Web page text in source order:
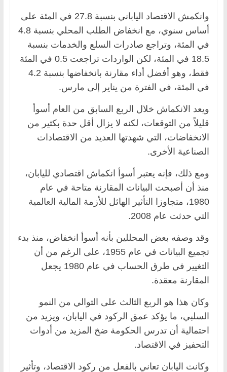
وانكمش الاقتصاد الياباني بنسبة 27.8 في المئة على
أساس سنوي، مع انخفاض الطلب المحلي بنسبة 4.8
في المئة، وتراجع صادرات السلع والخدمات بنسبة
18.5 في المئة، لكن الواردات تراجعت 0.5 في المئة
فقط، وهو أفضل أداء مقارنة بانخفاضها بنسبة 4.2
في المئة، في الفترة من يناير إلى مارس.
ويعد الانكماش خلال الربع السابق من العام أسوأ
قليلاً من التوقعات، لكنه لا يزال أقل حدة بكثير من
الانخفاضات، التي شهدتها العديد من الاقتصادات
الصناعية الأخرى.
ومع ذلك، فإنه يعتبر أسوأ انكماش اقتصادي لليابان،
منذ أن أصبحت البيانات المقارنة متاحة في عام
1980، متجاوزا التأثير الهائل للأزمة المالية العالمية
التي حدثت عام 2008.
وقد وصفه بعض المحللين بأنه أسوأ انخفاض، منذ بدء
تجميع البيانات في عام 1955، على الرغم من أن
التغيير في طرق الحساب في عام 1980 يجعل
المقارنة معقدة.
وكان هذا هو الربع الثالث على التوالي من النمو
السلبي، ما يؤكد عمق الركود في اليابان، ويزيد من
احتمالية أن تدرس الحكومة ضخ المزيد من أدوات
التحفيز في الاقتصاد.
وكانت اليابان تعاني بالفعل من ركود الاقتصاد، وتأثير